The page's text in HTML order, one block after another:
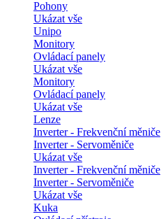
Pohony
Ukázat vše
Unipo
Monitory
Ovládací panely
Ukázat vše
Monitory
Ovládací panely
Ukázat vše
Lenze
Inverter - Frekvenční měniče
Inverter - Servoměniče
Ukázat vše
Inverter - Frekvenční měniče
Inverter - Servoměniče
Ukázat vše
Kuka